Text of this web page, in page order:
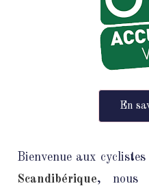
En
Bienvenue aux
Scandibérique, nous